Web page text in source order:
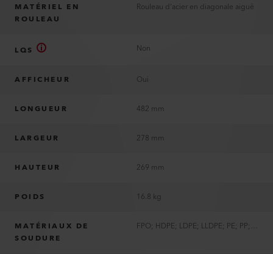
MATÉRIEL EN
ROULEAU
Rouleau d'acier en diagonale aiguë
LQS Non
AFFICHEUR Oui
LONGUEUR 482 mm
LARGEUR 278 mm
HAUTEUR 269 mm
POIDS 16.8 kg
MATÉRIAUX DE
SOUDURE